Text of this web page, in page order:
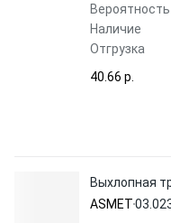
Вероятность
Наличие
Отгрузка
40.66 p.
Выхлопная
ASMET